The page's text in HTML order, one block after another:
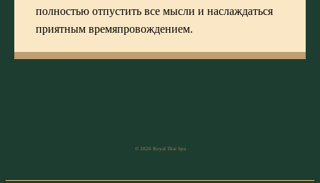
полностью отпустить все мысли и наслаждаться
приятным времяпровождением.
© 2026 Royal Thai Spa